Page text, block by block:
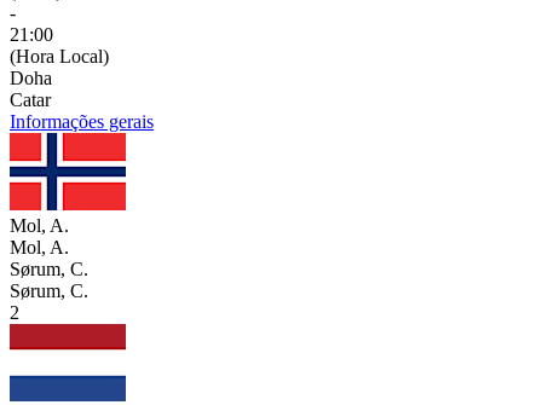
-
21:00
(Hora Local)
Doha
Catar
Informações gerais
Mol, A.
Mol, A.
Sørum, C.
Sørum, C.
2